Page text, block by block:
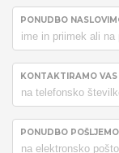
PONUDBO
KONTAKTIRAMO VAS
PONUDBO POŠLJEMO